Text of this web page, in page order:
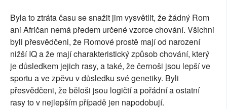
Byla to ztráta času se snažit jim vysvětlit, že žádný Rom
ani Afričan nemá předem určené vzorce chování. Všichni
byli přesvědčeni, že Romové prostě mají od narození
nižší IQ a že mají charakteristický způsob chování, který
je důsledkem jejich rasy, a také, že černoši jsou lepší ve
sportu a ve zpěvu v důsledku své genetiky. Byli
přesvědčeni, že běloši jsou logičtí a pořádní a ostatní
rasy to v nejlepším případě jen napodobují.